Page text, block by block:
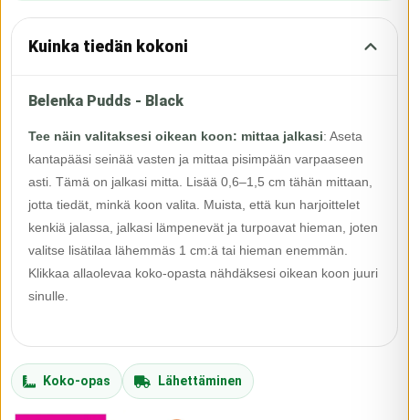
Kuinka tiedän kokoni
Belenka Pudds - Black
Tee näin valitaksesi oikean koon: mittaa jalkasi: Aseta
kantapääsi seinää vasten ja mittaa pisimpään varpaaseen
asti. Tämä on jalkasi mitta. Lisää 0,6–1,5 cm tähän mittaan,
jotta tiedät, minkä koon valita. Muista, että kun harjoittelet
kenkiä jalassa, jalkasi lämpenevät ja turpoavat hieman, joten
valitse lisätilaa lähemmäs 1 cm:ä tai hieman enemmän.
Klikkaa allaolevaa koko-opasta nähdäksesi oikean koon juuri
sinulle.
Koko-opas Lähettäminen